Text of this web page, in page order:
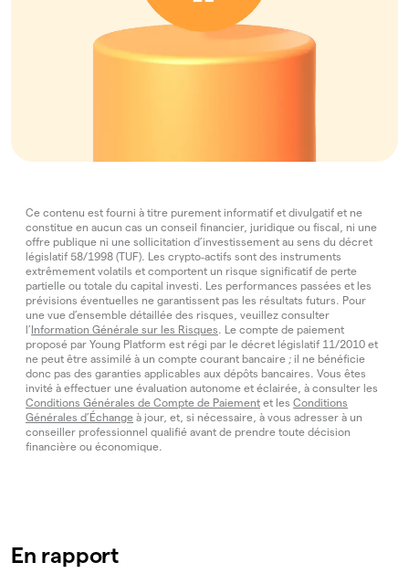
Ce contenu est fourni à titre purement informatif et divulgatif et ne
constitue en aucun cas un conseil financier, juridique ou fiscal, ni une
offre publique ni une sollicitation d’investissement au sens du décret
législatif 58/1998 (TUF). Les crypto‑actifs sont des instruments
extrêmement volatils et comportent un risque significatif de perte
partielle ou totale du capital investi. Les performances passées et les
prévisions éventuelles ne garantissent pas les résultats futurs. Pour
une vue d’ensemble détaillée des risques, veuillez consulter
l’ Information Générale sur les Risques. Le compte de paiement
proposé par Young Platform est régi par le décret législatif 11/2010 et
ne peut être assimilé à un compte courant bancaire ; il ne bénéficie
donc pas des garanties applicables aux dépôts bancaires. Vous êtes
invité à effectuer une évaluation autonome et éclairée, à consulter les
Conditions Générales de Compte de Paiement et les Conditions
Générales d’Échange à jour, et, si nécessaire, à vous adresser à un
conseiller professionnel qualifié avant de prendre toute décision
financière ou économique.
En rapport